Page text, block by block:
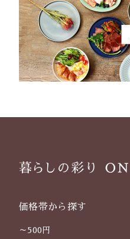
価格帯から探す
～500円